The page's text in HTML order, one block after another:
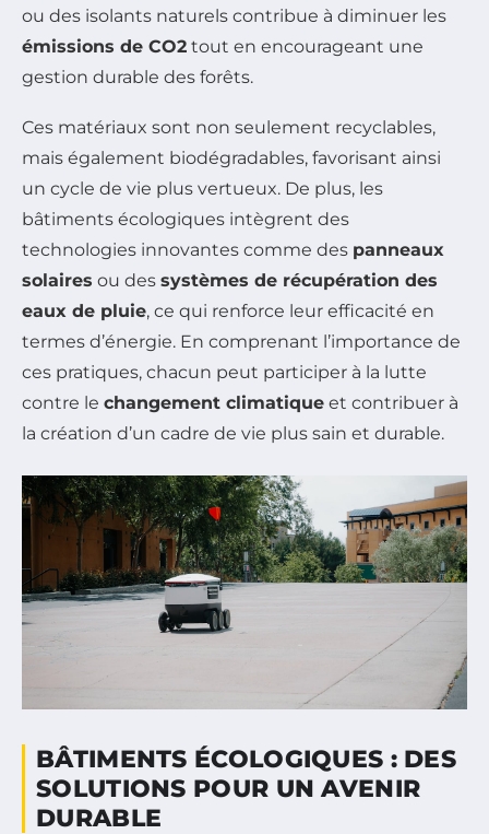
ou des isolants naturels contribue à diminuer les
émissions de CO2 tout en encourageant une
gestion durable des forêts.
Ces matériaux sont non seulement recyclables,
mais également biodégradables, favorisant ainsi
un cycle de vie plus vertueux. De plus, les
bâtiments écologiques intègrent des
technologies innovantes comme des panneaux
solaires ou des systèmes de récupération des
eaux de pluie, ce qui renforce leur efficacité en
termes d’énergie. En comprenant l’importance de
ces pratiques, chacun peut participer à la lutte
contre le changement climatique et contribuer à
la création d’un cadre de vie plus sain et durable.
BÂTIMENTS ÉCOLOGIQUES : DES
SOLUTIONS POUR UN AVENIR
DURABLE